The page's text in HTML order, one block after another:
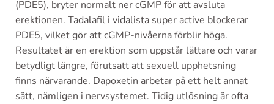
(PDE5), bryter normalt ner cGMP för att avsluta
erektionen. Tadalafil i vidalista super active blockerar
PDE5, vilket gör att cGMP-nivåerna förblir höga.
Resultatet är en erektion som uppstår lättare och varar
betydligt längre, förutsatt att sexuell upphetsning
finns närvarande. Dapoxetin arbetar på ett helt annat
sätt, nämligen i nervsystemet. Tidig utlösning är ofta